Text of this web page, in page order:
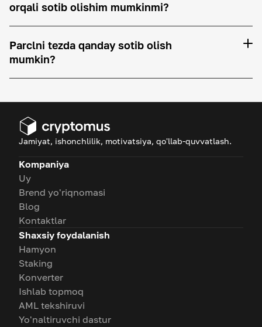
orqali sotib olishim mumkinmi?
Parclni tezda qanday sotib olish
mumkin?
Jamiyat, ishonchlilik, motivatsiya, qo'llab-quvvatlash.
Kompaniya
Uy
Brend yo'riqnomasi
Blog
Kontaktlar
Shaxsiy foydalanish
Hamyon
Staking
Konverter
Ishlab topmoq
AML tekshiruvi
Yo'naltiruvchi dastur